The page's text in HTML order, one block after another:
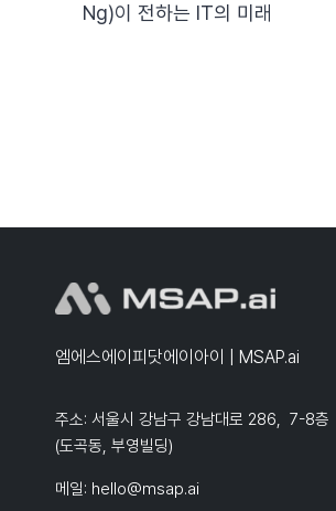
Ng)이 전하는 IT의 미래
엠에스에이피닷에이아이 | MSAP.ai
주소: 서울시 강남구 강남대로 286, 7-8층
(도곡동, 부영빌딩)
메일: hello@msap.ai